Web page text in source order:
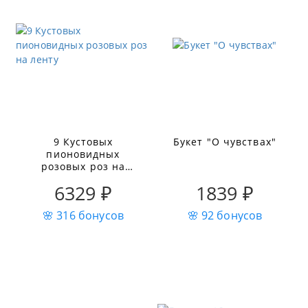
9 Кустовых
пионовидных
розовых роз на
6329 ₽
🌸 316 бонусов
Букет "О чувствах"
1839 ₽
🌸 92 бонусов